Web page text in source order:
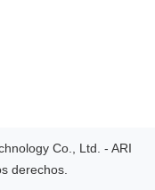
Co., Ltd. - ARI
derechos.